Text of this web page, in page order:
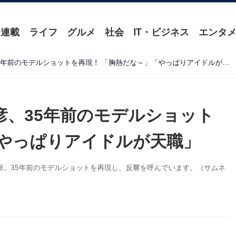
連載 ライフ グルメ 社会 IT・ビジネス エンタメ
「わろた。最高」井ノ原快彦、35年前のモデルショットを再現！ 「胸熱だな～」「やっぱりアイドルが天職」
、35年前のモデルショット
っぱりアイドルが天職」
35年前のモデルショットを再現し、反響を呼んでいます。（サムネ